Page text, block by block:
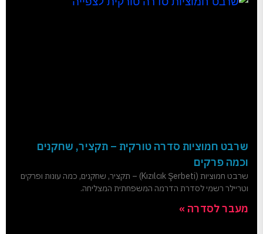
שרבט חמוציות סדרה טורקית – תקציר, שחקנים
וכמה פרקים
שרבט חמוציות (Kızılcık Şerbeti) – תקציר, שחקנים, כמה עונות ופרקים
וטריילר רשמי לסדרת הדרמה המשפחתית המצליחה.
מעבר לסדרה »